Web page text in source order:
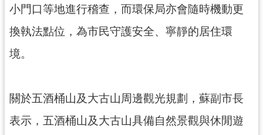
小門口等地進行稽查，而環保局亦會隨時機動更
換執法點位，為市民守護安全、寧靜的居住環
境。
關於五酒桶山及大古山周邊觀光規劃，蘇副市長
表示，五酒桶山及大古山具備自然景觀與休閒遊